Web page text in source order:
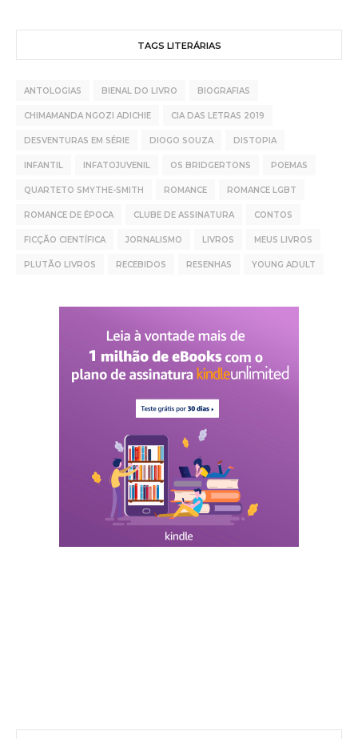
TAGS LITERÁRIAS
ANTOLOGIAS BIENAL DO LIVRO BIOGRAFIAS
CHIMAMANDA NGOZI ADICHIE CIA DAS LETRAS 2019
DESVENTURAS EM SÉRIE DIOGO SOUZA DISTOPIA
INFANTIL INFATOJUVENIL OS BRIDGERTONS POEMAS
QUARTETO SMYTHE-SMITH ROMANCE ROMANCE LGBT
ROMANCE DE ÉPOCA CLUBE DE ASSINATURA CONTOS
FICÇÃO CIENTÍFICA JORNALISMO LIVROS MEUS LIVROS
PLUTÃO LIVROS RECEBIDOS RESENHAS YOUNG ADULT